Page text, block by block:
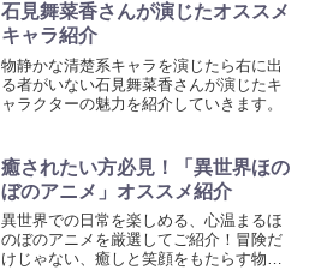
石見舞菜香さんが演じたオススメ
キャラ紹介
物静かな清楚系キャラを演じたら右に出
る者がいない石見舞菜香さんが演じたキ
ャラクターの魅力を紹介していきます。
癒されたい方必見！「異世界ほの
ぼのアニメ」オススメ紹介
異世界での日常を楽しめる、心温まるほ
のぼのアニメを厳選してご紹介！冒険だ
けじゃない、癒しと笑顔をもたらす物語